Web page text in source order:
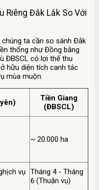
Riêng Đắk Lắk So Với
ta cần so sánh Đắk
thống như Đồng bằng
ĐBSCL có lợi thế thu
hữu diện tích canh tác
mùa muộn.
Tiền Giang
(ĐBSCL)
~ 20.000 ha
vụ Tháng 4 - Tháng
6 (Thuận vụ)